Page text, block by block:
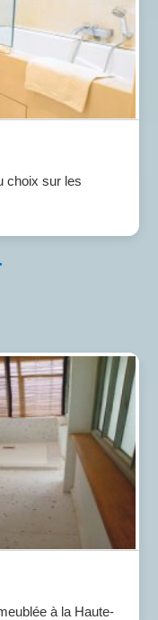
choix sur les
à la Haute-